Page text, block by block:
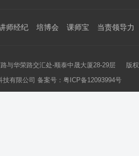
师经纪 培博会 课师宝 当责领导力
路与华荣路交汇处-顺泰中晟大厦28-29层 版权
有限公司 备案号： 粤ICP备12093994号